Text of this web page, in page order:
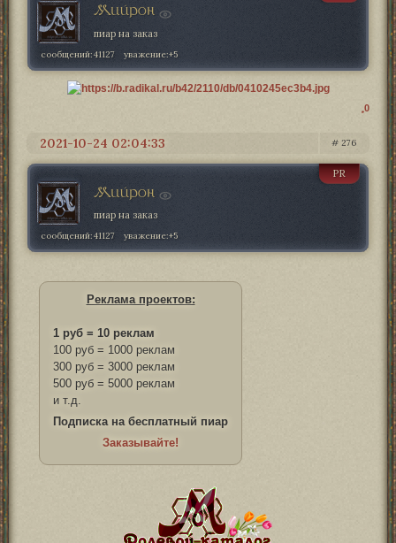
Мийрон
пиар на заказ
сообщений:41127 уважение:+5
0
276
2021-10-24 02:04:33
Мийрон
PR
пиар на заказ
сообщений:41127 уважение:+5
Реклама проектов:
1 руб = 10 реклам
100 руб = 1000 реклам
300 руб = 3000 реклам
500 руб = 5000 реклам
и т.д.
Подписка на бесплатный пиар
Заказывайте!